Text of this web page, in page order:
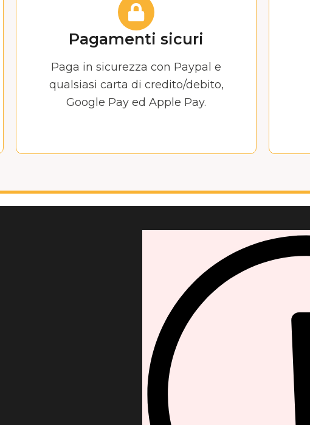
Pagamenti sicuri
Paga in sicurezza con Paypal e
qualsiasi carta di credito/debito,
Google Pay ed Apple Pay.